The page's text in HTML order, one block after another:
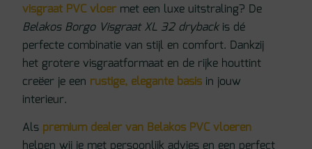
visgraat PVC vloer met een luxe uitstraling? De
Belakos Borgo Visgraat XL 32 drybackis dé
perfecte combinatie van stijl en comfort. Dankzij
het grotere visgraatformaat en de rijke houttint
creëer je een rustige, elegante basis in jouw
interieur.
Als premium dealer van Belakos PVC vloeren